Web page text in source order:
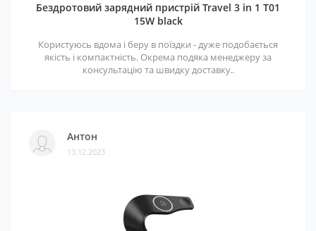
Бездротовий зарядний пристрій Travel 3 in 1 T01
15W black
Користуюсь вдома і беру в поїздки - дуже подобається
якість і компактність. Окрема подяка менеджеру за
консультацію та швидку доставку..
Антон
13.12.2023